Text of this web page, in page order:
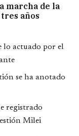
marcha de la
años
lo actuado por el
se ha anotado
registrado
Milei